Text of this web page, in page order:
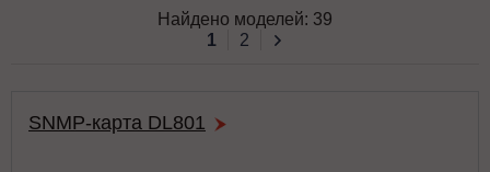
Найдено моделей: 39
1
2
SNMP-карта DL801